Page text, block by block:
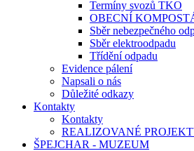
Termíny svozů TKO
OBECNÍ
Sběr nebezpečného
Sběr elektroodpadu
Třídění odpadu
Evidence pálení
Napsali o nás
Důležité odkazy
Kontakty
Kontakty
REALIZOVANÉ
ŠPEJCHAR - MUZEUM